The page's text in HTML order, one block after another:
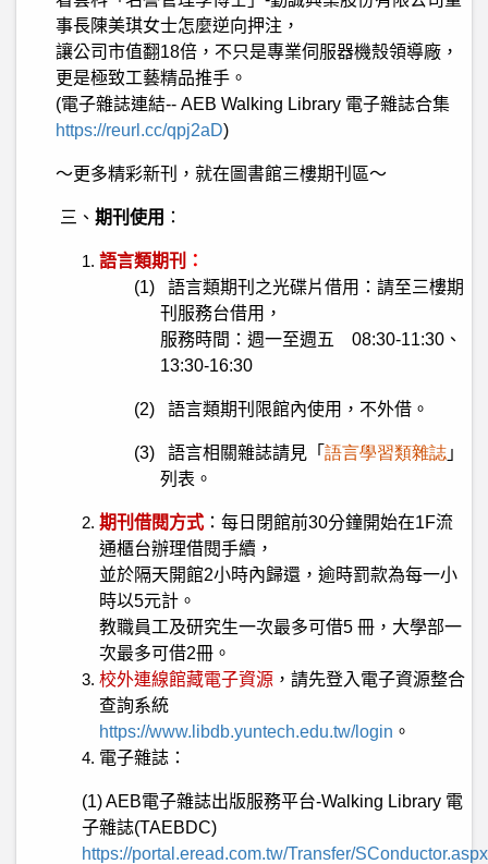
事長陳美琪女士怎麼逆向押注，
讓公司市值翻18倍，不只是專業伺服器機殼領導廠，
更是極致工藝精品推手。
(電子雜誌連結-- AEB Walking Library 電子雜誌合集
https://reurl.cc/qpj2aD)
～更多精彩新刊，就在圖書館三樓期刊區～
三、 期刊使用 ：
語言類期刊 ：
(1)
語言類期刊之光碟片借用：請至三樓期
刊服務台借用，
服務時間：週一至週五 08:30-11:30 、
13:30-16:30
(2) 語言類期刊限館內使用，不外借。
(3) 語言相關雜誌請見「 語言學習類雜誌 」
列表。
期刊借閱方式 ：每日閉館前30分鐘開始在1F流
通櫃台辦理借閱手續，
並於隔天開館2小時內歸還，逾時罰款為每一小
時以5元計。
教職員工及研究生一次最多可借5 冊，大學部一
次最多可借2冊。
校外連線館藏電子資源 ，請先登入電子資源整合
查詢系統
https://www.libdb.yuntech.edu.tw/login 。
電子雜誌：
(1)AEB電子雜誌出版服務平台-Walking Library 電
子雜誌(TAEBDC)
https://portal.eread.com.tw/Transfer/SConductor.aspx